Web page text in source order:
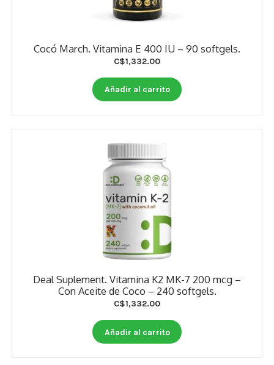
Cocó March. Vitamina E 400 IU – 90 softgels.
C$1,332.00
Añadir al carrito
Deal Suplement. Vitamina K2 MK-7 200 mcg –
Con Aceite de Coco – 240 softgels.
C$1,332.00
Añadir al carrito